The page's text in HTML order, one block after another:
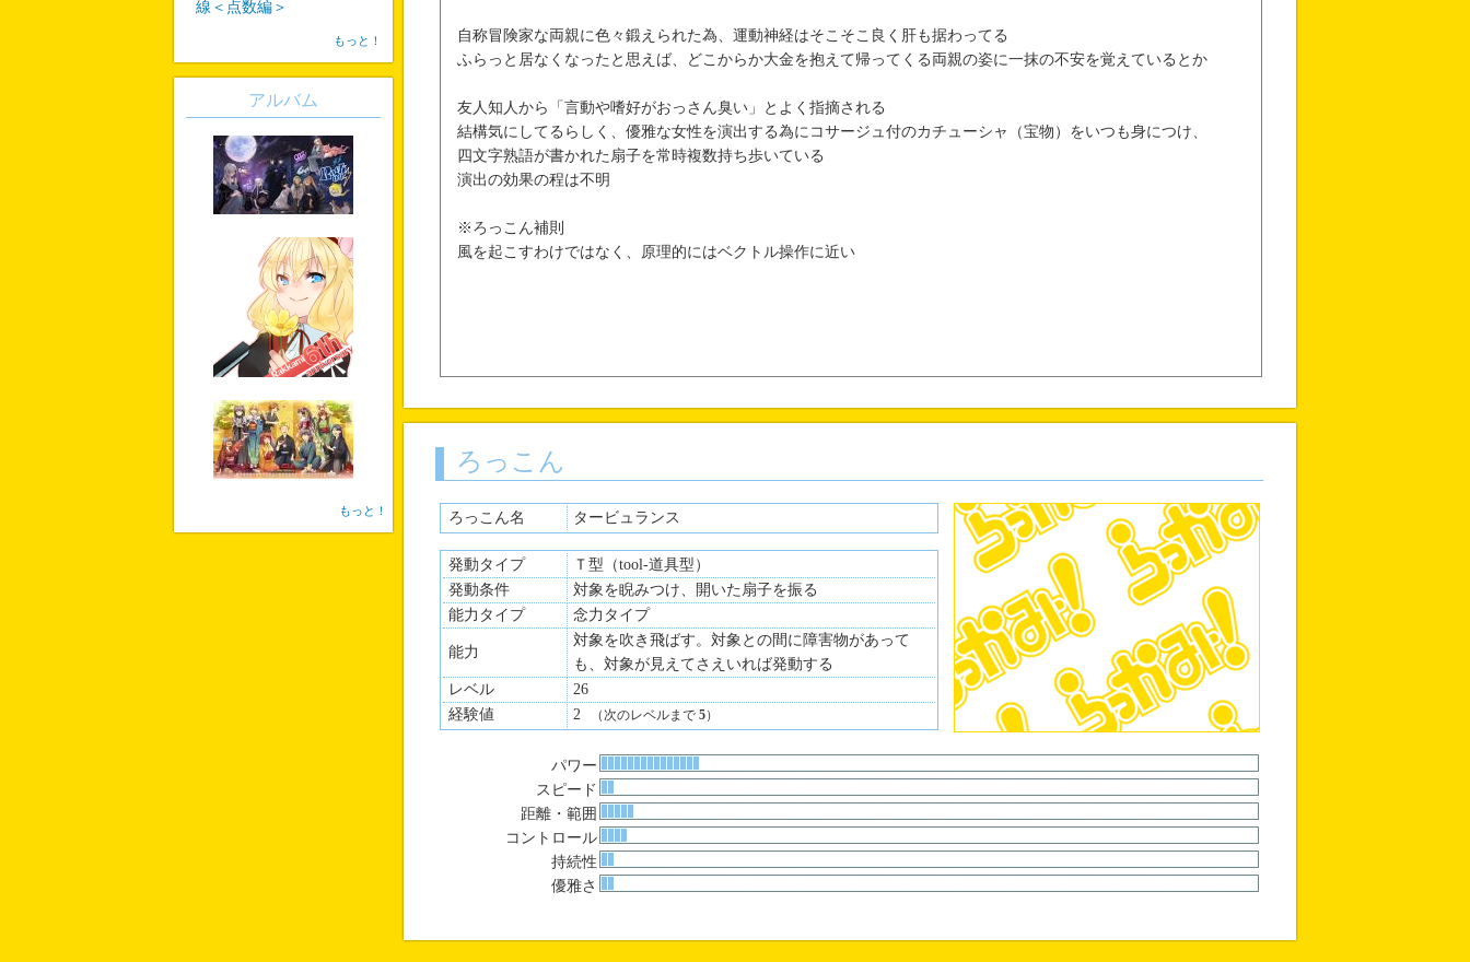
自称冒険家な両親に色々鍛えられた為、運動神経はそこそこ良く肝も据わってる
ふらっと居なくなったと思えば、どこからか大金を抱えて帰ってくる両親の姿に一抹の不安を覚えているとか
友人知人から「言動や嗜好がおっさん臭い」とよく指摘される
結構気にしてるらしく、優雅な女性を演出する為にコサージュ付のカチューシャ（宝物）をいつも身につけ、
四文字熟語が書かれた扇子を常時複数持ち歩いている
演出の効果の程は不明
※ろっこん補則
風を起こすわけではなく、原理的にはベクトル操作に近い
ろっこん
ろっこん名 タービュランス
発動タイプ
Ｔ型（tool-道具型）
発動条件
対象を睨みつけ、開いた扇子を振る
能力タイプ
念力タイプ
能力
対象を吹き飛ばす。対象との間に障害物があって
も、対象が見えてさえいれば発動する
レベル
26
経験値
2 （次のレベルまで 5）
パワー
スピード
距離・範囲
コントロール
持続性
優雅さ
線＜点数編＞
もっと！
アルバム
もっと！